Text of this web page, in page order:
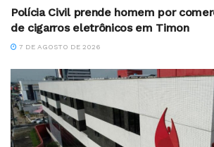
Polícia Civil prende homem por
de cigarros eletrônicos em Timon
7 DE AGOSTO DE 2026